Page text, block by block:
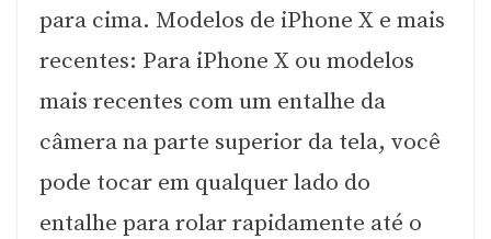
para cima. Modelos de iPhone X e mais
recentes: Para iPhone X ou modelos
mais recentes com um entalhe da
câmera na parte superior da tela, você
pode tocar em qualquer lado do
entalhe para rolar rapidamente até o